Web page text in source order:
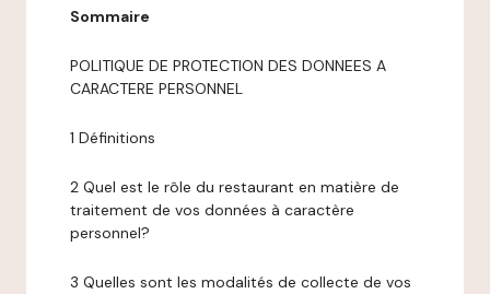
Sommaire
POLITIQUE DE PROTECTION DES DONNEES A
CARACTERE PERSONNEL
1 Définitions
2 Quel est le rôle du restaurant en matière de
traitement de vos données à caractère
personnel?
3 Quelles sont les modalités de collecte de vos